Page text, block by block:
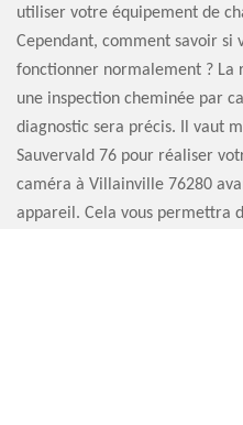
utiliser votre équipement de
Cependant, comment savoir si
fonctionner normalement ? La
une inspection cheminée par
diagnostic sera précis. Il vaut
Sauvervald 76 pour réaliser
caméra à Villainville 76280
appareil. Cela vous permettra